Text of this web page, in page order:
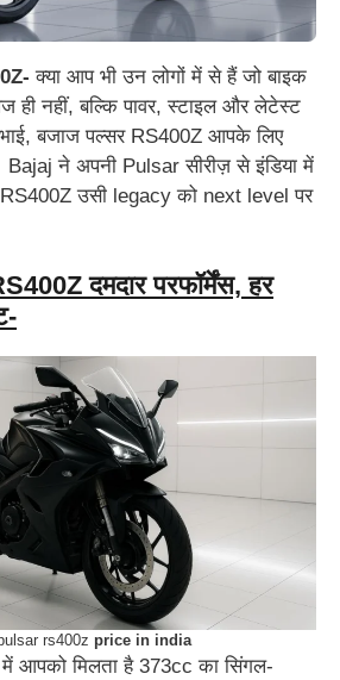
क्या आप भी उन लोगों में से हैं जो बाइक
ही नहीं, बल्कि पावर, स्टाइल और लेटेस्ट
भाई, बजाज पल्सर RS400Z आपके लिए
ने अपनी Pulsar सीरीज़ से इंडिया में
RS400Z उसी legacy को next level पर
दमदार परफॉर्मेंस, हर
rs400z price in india
आपको मिलता है 373cc का सिंगल-